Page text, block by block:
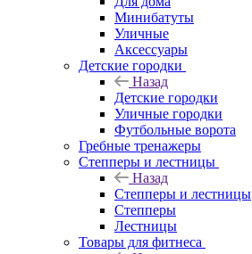
Минибатуты
Уличные
Аксессуары
Детские городки
Назад
Детские городки
Уличные городки
Футбольные ворота
Гребные тренажеры
Степперы и лестницы
Назад
Степперы и лестницы
Степперы
Лестницы
Товары для фитнеса